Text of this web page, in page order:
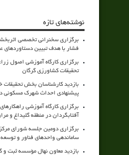
نوشته‌های تازه
برگزاری سخنرانی تخصصی
فشار با هدف تبیین دستاوردهای
برگزاری کارگاه آموزشی اصول
تحقیقات کشاورزی گرگان
بازدید کارشناسان بخش تحقیقات
پیشنهادی احداث شهرک مسکونی
برگزاری کارگاه آموزشی
آفتابگردان در منطقه گلیداغ و
ساماندهی واحدهای فناور و
بازدید معاون نهال مؤسسه ثبت و